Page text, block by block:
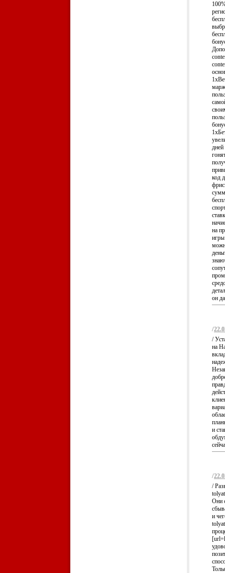
дней
код
на
он
/
/
на
и
/
/
Они
и